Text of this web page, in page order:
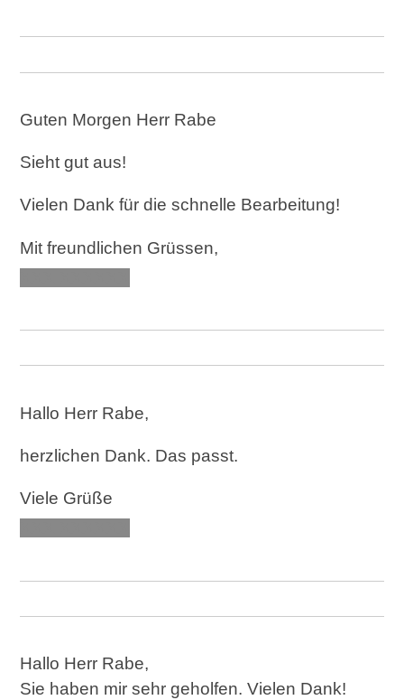
Guten Morgen Herr Rabe
Sieht gut aus!
Vielen Dank für die schnelle Bearbeitung!
Mit freundlichen Grüssen,
Hallo Herr Rabe,
herzlichen Dank. Das passt.
Viele Grüße
Hallo Herr Rabe,
Sie haben mir sehr geholfen. Vielen Dank!